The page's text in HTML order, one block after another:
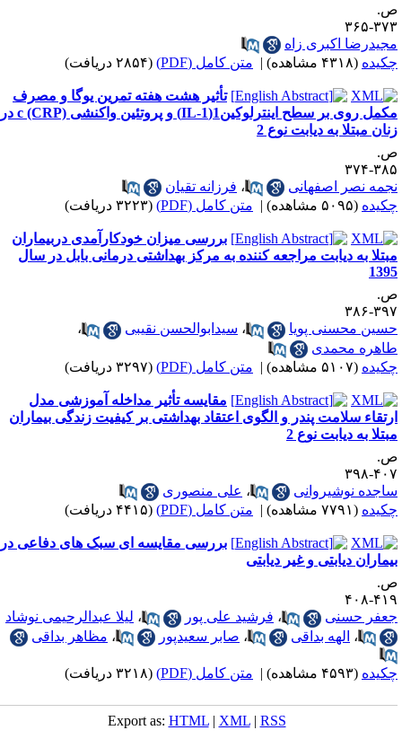
۳۶۵
اکبری زاه
(۴۳۱۸ مشاهده) | متن کامل (PDF) (۲۸۵۴ دریافت)
تأثیر هشت هفته تمرین یوگا و مصرف
مکمل روی بر سطح اینترلوکین1(IL-1) و پروتئین واکنشی c (CRP) در
مبتلا به دیابت نوع 2
۳۷۴
نصر اصفهانی
،فرزانه تقیان
(۵۰۹۵ مشاهده) | متن کامل (PDF) (۳۲۲۳ دریافت)
بررسی میزان خودکارآمدی دربیماران
به دیابت مراجعه کننده به مرکز بهداشتی درمانی بابل در سال
۳۸۶
محسنی پویا
،سیدابوالحسن نقیبی
،
محمدی
(۵۱۰۷ مشاهده) | متن کامل (PDF) (۳۲۹۷ دریافت)
مقایسه تأثیر مداخله آموزشی مدل
سلامت پندر و الگوی اعتقاد بهداشتی بر کیفیت زندگی بیماران
به دیابت نوع 2
۳۹۸
نوشیروانی
،علی منصوری
(۷۷۹۱ مشاهده) | متن کامل (PDF) (۴۴۱۵ دریافت)
بررسی مقایسه ای سبک های دفاعی در
دیابتی و غیر دیابتی
۴۰۸
حسنی
،فرشید علی پور ،لیلا عبدالرحیمی نوشاد
،الهه بداقی ،صابر سعیدپور ،مظاهر بداقی
(۴۵۹۳ مشاهده) | متن کامل (PDF) (۳۲۱۸ دریافت)
Export as:HTML |XML |RSS